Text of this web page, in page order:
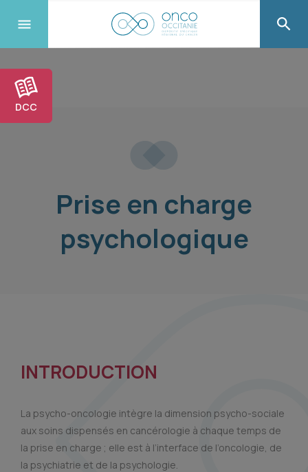
DCC
Prise en charge
psychologique
INTRODUCTION
La psycho-oncologie intègre la dimension psycho-sociale
aux soins dispensés en cancérologie à chaque temps de
la prise en charge ; elle est à l’interface de l’oncologie, de
la psychiatrie et de la psychologie.